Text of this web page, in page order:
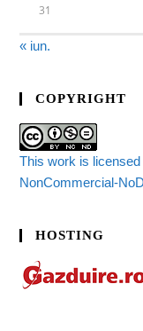
31
« iun.
COPYRIGHT
This work is
NonCommercial-
HOSTING